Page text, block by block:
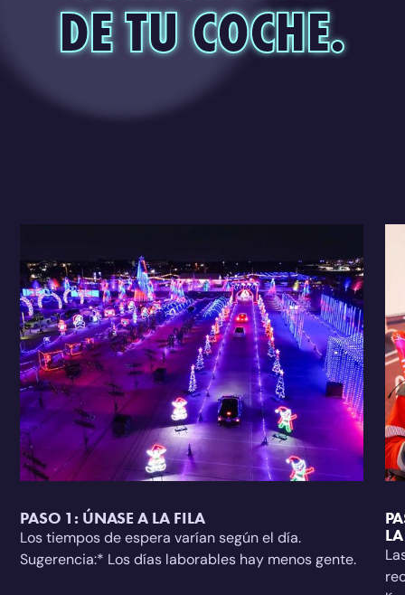
DE TU COCHE.
PASO 1: ÚNASE A LA FILA
Los tiempos de espera varían según el día.
Sugerencia:* Los días laborables hay menos gente.